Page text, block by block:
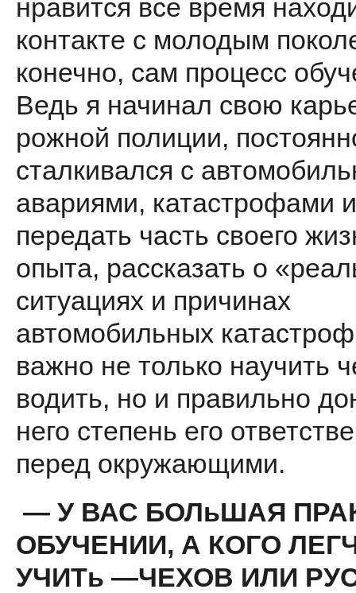
нравится все время
контакте с молодым
конечно, сам процесс
Ведь я начинал свою
рожной полиции,
сталки­вался с
авариями, катастрофами
передать часть своего
опыта, рассказать о
ситуациях и причинах
автомобильных
важно не только научить
во­дить, но и правильно
него степень его
перед окружающими.
— У ВАС БОЛьШАЯ
ОБУЧЕНИИ, А КОГО
УЧИТь —ЧЕХОВ ИЛИ